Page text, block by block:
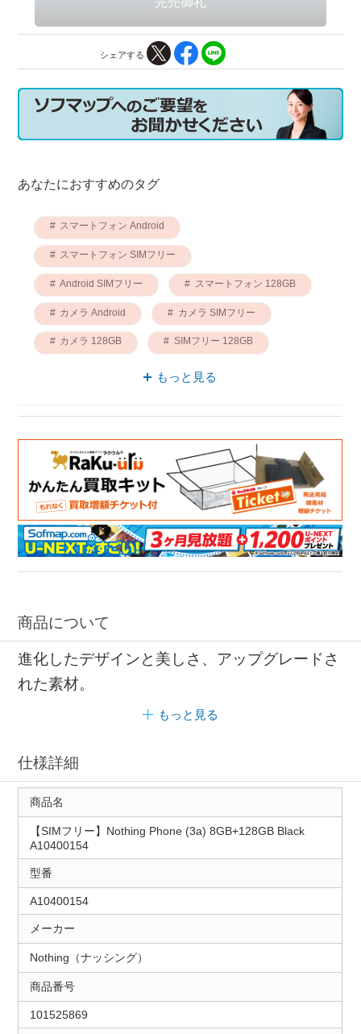
シェアする
あなたにおすすめのタグ
スマートフォン Android
スマートフォン SIMフリー
Android SIMフリー スマートフォン 128GB
カメラ Android カメラ SIMフリー
カメラ 128GB SIMフリー 128GB
ナッシング スマートフォン
もっと見る
商品について
進化したデザインと美しさ、アップグレードさ
れた素材。
もっと見る
仕様詳細
商品名
【SIMフリー】Nothing Phone (3a) 8GB+128GB Black
A10400154
型番
A10400154
メーカー
Nothing（ナッシング）
商品番号
101525869